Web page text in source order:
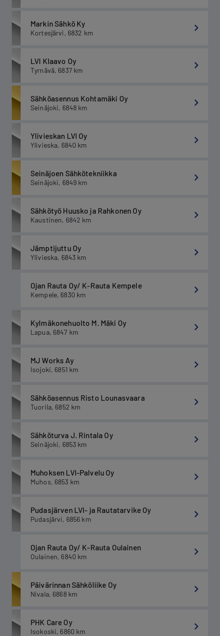
Markin Sähkö Ky
Kortesjärvi, 6832 km
LVI Klaavo Oy
Tyrnävä, 6837 km
Sähköasennus Kohtamäki Oy
Seinäjoki, 6848 km
Ylivieskan LVI Oy
Ylivieska, 6840 km
Seinäjoen Sähkötekniikka
Seinäjoki, 6849 km
Sähkötyö Huusko ja Rahkonen Oy
Kaustinen, 6842 km
Jämptijuttu Oy
Ylivieska, 6843 km
Ojan Rauta Oy/ K-Rauta Kempele
Kempele, 6830 km
Kylmäkonehuolto M. Mäki Oy
Lapua, 6847 km
MJ Works Ay
Isojoki, 6851 km
Sähköasennus Risto Lounasvaara
Tuorila, 6852 km
Sähköturva J. Rintala Oy
Seinäjoki, 6853 km
Muhoksen LVI-Palvelu Oy
Muhos, 6853 km
Pudasjärven LVI- ja Rautatarvike Oy
Pudasjärvi, 6856 km
Ojan Rauta Oy/ K-Rauta Oulainen
Oulainen, 6840 km
Päivärinnan Sähköliike Oy
Nivala, 6868 km
PHK Care Oy
Isokoski, 6860 km